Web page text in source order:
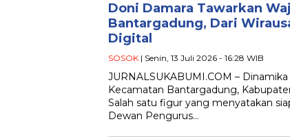
Doni Damara Tawarkan
Bantargadung, Dari
Digital
SOSOK | Senin, 13 Juli 2026 - 16:28 WIB
JURNALSUKABUMI.COM –
Kecamatan Bantargadung,
Salah satu figur yang menyatakan
Dewan Pengurus…